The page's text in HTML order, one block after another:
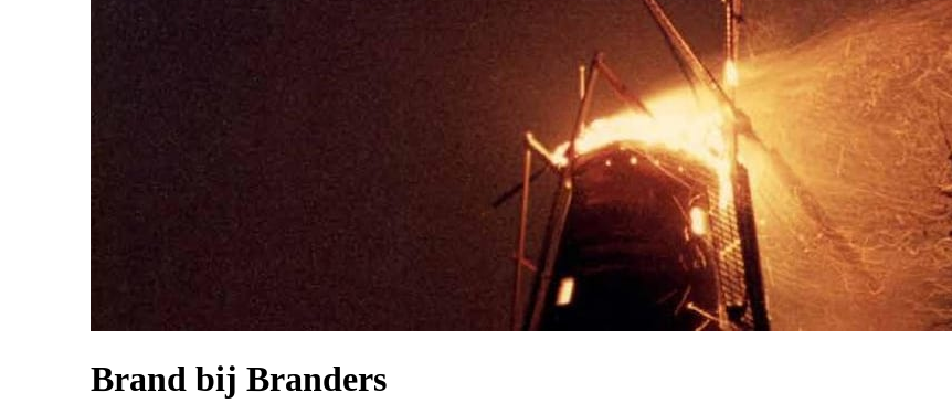
Brand bij Branders